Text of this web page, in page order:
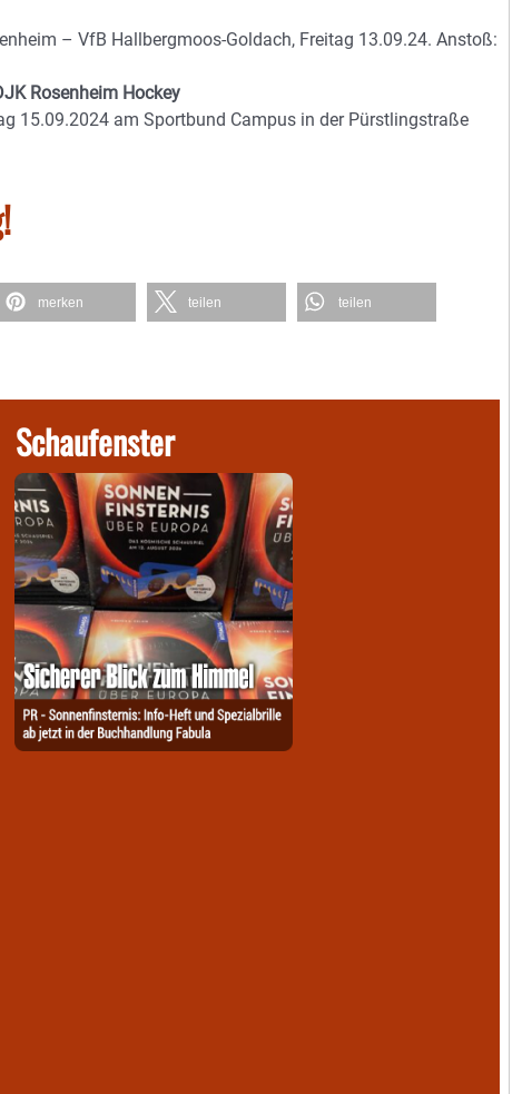
– VfB Hallbergmoos-Goldach, Freitag 13.09.24. Anstoß:
Rosenheim Hockey
15.09.2024 am Sportbund Campus in der Pürstlingstraße
merken teilen teilen
Schaufenster